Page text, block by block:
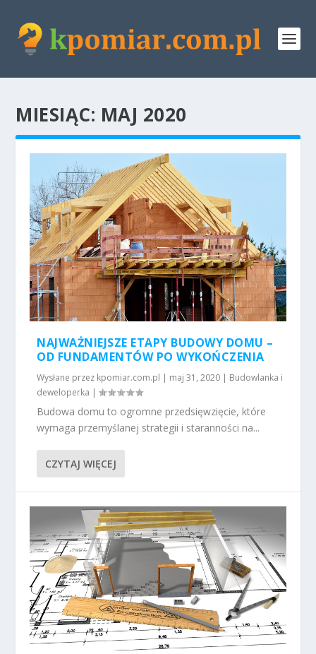
MIESIĄC: MAJ 2020
NAJWAŻNIEJSZE ETAPY BUDOWY DOMU –
OD FUNDAMENTÓW PO WYKOŃCZENIA
Wysłane przez kpomiar.com.pl | maj 31, 2020 | Budowlanka i
deweloperka |
Budowa domu to ogromne przedsięwzięcie, które
wymaga przemyślanej strategii i staranności na...
CZYTAJ WIĘCEJ